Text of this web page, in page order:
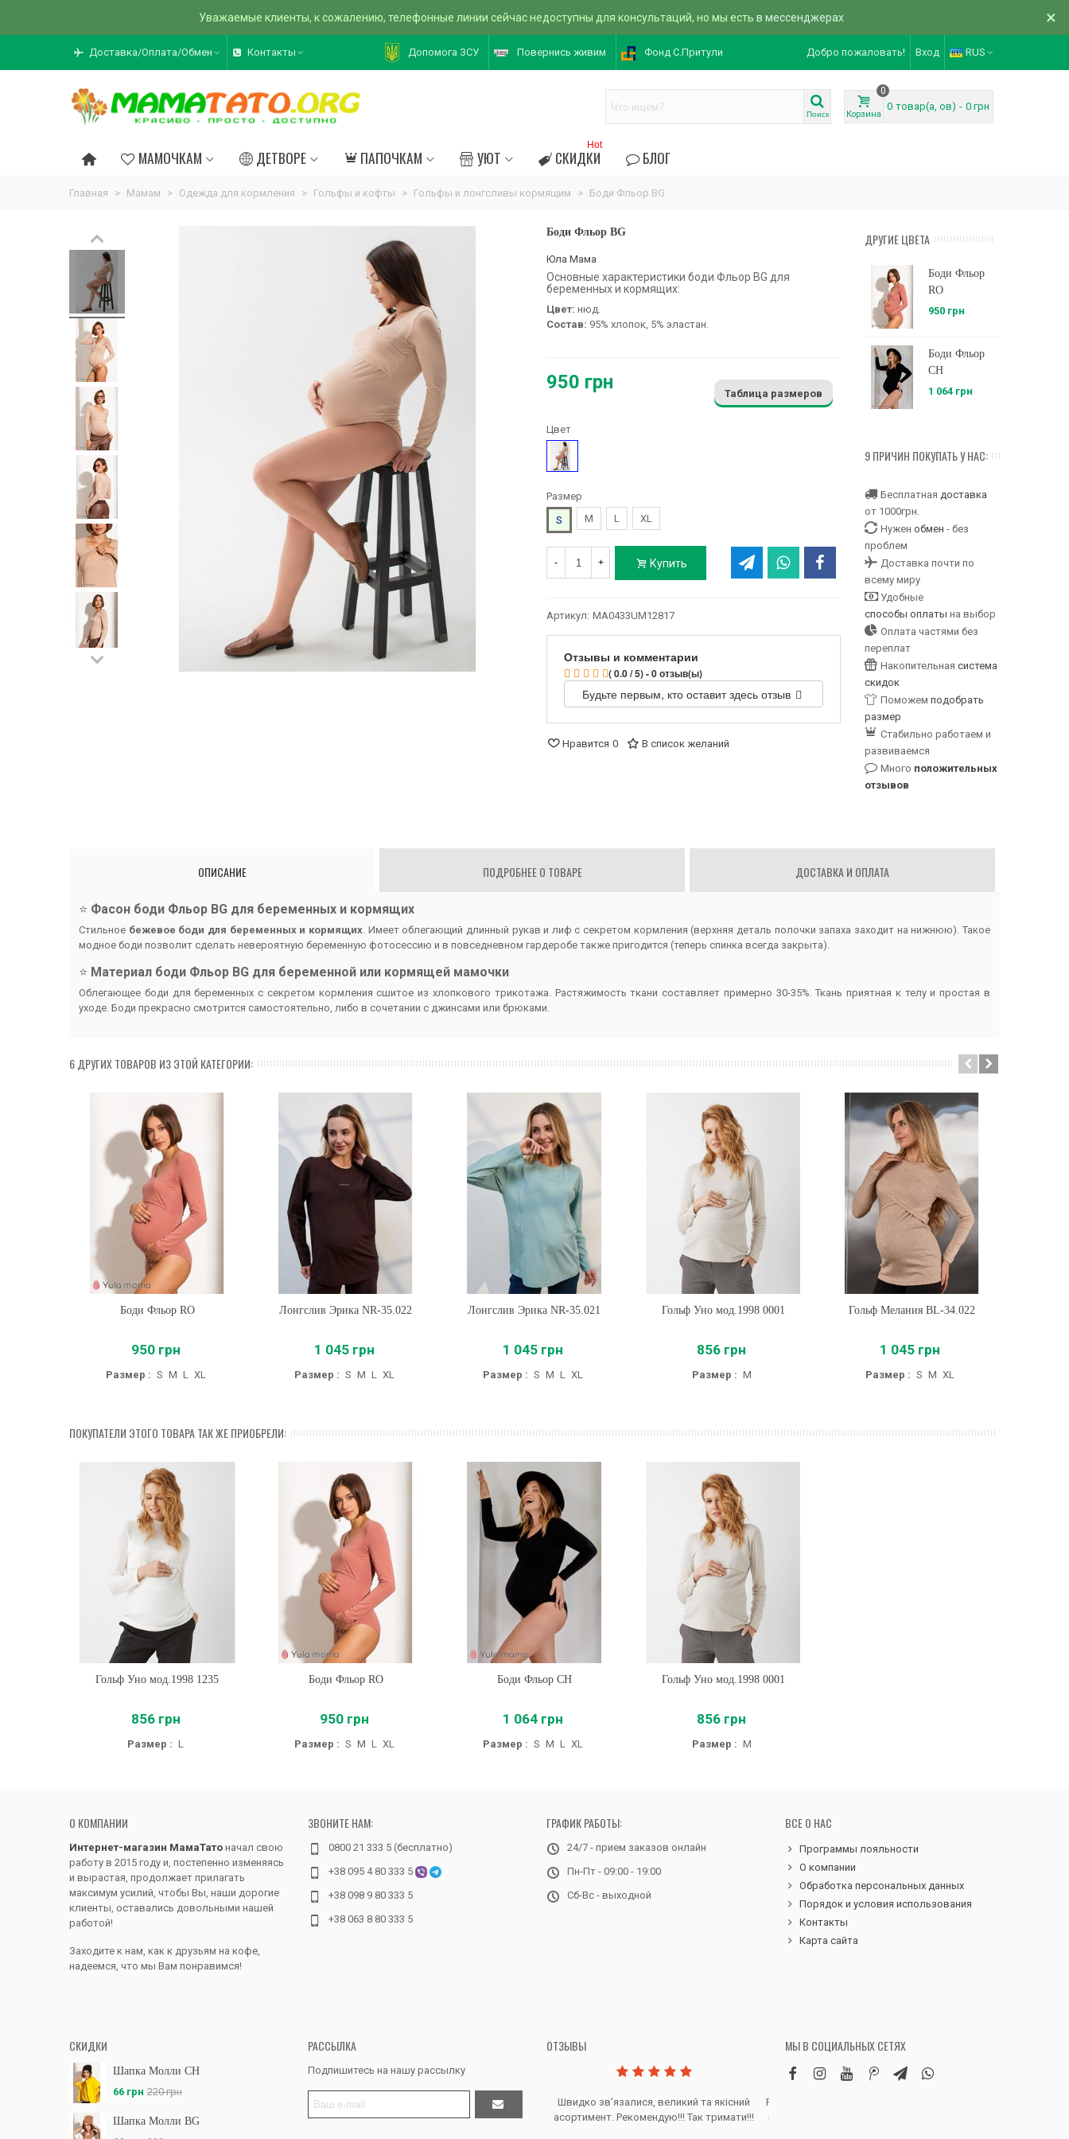
Уважаемые клиенты, к сожалению, телефонные линии сейчас недоступны для консультаций, но мы есть в мессенджерах ×
Доставка/Оплата/Обмен Контакты Допомога ЗСУ Повернись живим Фонд С.Притули Добро пожаловать! Вход RUS
Поиск Корзина
0
0 товар(а, ов) - 0 грн
МАМОЧКАМ ДЕТВОРЕ ПАПОЧКАМ УЮТ СКИДКИ
Hot
БЛОГ
Главная > Мамам > Одежда для кормления > Гольфы и кофты > Гольфы и лонгсливы кормящим > Боди Фльор BG
Боди Фльор BG
Юла Мама
Основные характеристики боди Фльор BG для
беременных и кормящих:
Цвет: нюд.
Состав: 95% хлопок, 5% эластан.
950 грн
Таблица размеров
Цвет
Бежевый
Размер
S
M L XL
- + Купить
Артикул: MA0433UM12817
Отзывы и комментарии
( 0.0 / 5) - 0 отзыв(ы)
Будьте первым, кто оставит здесь отзыв
Нравится 0 В список желаний
ДРУГИЕ ЦВЕТА
Боди Фльор
RO
950 грн
Боди Фльор
CH
1 064 грн
9 ПРИЧИН ПОКУПАТЬ У НАС:
Бесплатная доставка
от 1000грн.
Нужен обмен - без
проблем
Доставка почти по
всему миру
Удобные
способы оплаты на выбор
Оплата частями без
переплат
Накопительная система
скидок
Поможем подобрать
размер
Стабильно работаем и
развиваемся
Много положительных
отзывов
ОПИСАНИЕ ПОДРОБНЕЕ О ТОВАРЕ ДОСТАВКА И ОПЛАТА
⭐️ Фасон боди Фльор BG для беременных и кормящих
Стильное бежевое боди для беременных и кормящих. Имеет облегающий длинный рукав и лиф с секретом кормления (верхняя деталь полочки запаха заходит на нижнюю). Такое
модное боди позволит сделать невероятную беременную фотосессию и в повседневном гардеробе также пригодится (теперь спинка всегда закрыта).
⭐️ Материал боди Фльор BG для беременной или кормящей мамочки
Облегающее боди для беременных с секретом кормления сшитое из хлопкового трикотажа. Растяжимость ткани составляет примерно 30-35%. Ткань приятная к телу и простая в
уходе. Боди прекрасно смотрится самостоятельно, либо в сочетании с джинсами или брюками.
6 ДРУГИХ ТОВАРОВ ИЗ ЭТОЙ КАТЕГОРИИ:
Купить
Боди Фльор RO
950 грн
Размер : S M L XL
Купить
Лонгслив Эрика NR-35.022
1 045 грн
Размер : S M L XL
Купить
Лонгслив Эрика NR-35.021
1 045 грн
Размер : S M L XL
Купить
Гольф Уно мод.1998 0001
856 грн
Размер : M
Купить
Гольф Мелания BL-34.022
1 045 грн
Размер : S M XL
ПОКУПАТЕЛИ ЭТОГО ТОВАРА ТАК ЖЕ ПРИОБРЕЛИ:
Купить
Гольф Уно мод.1998 1235
856 грн
Размер : L
Купить
Боди Фльор RO
950 грн
Размер : S M L XL
Купить
Боди Фльор CH
1 064 грн
Размер : S M L XL
Купить
Гольф Уно мод.1998 0001
856 грн
Размер : M
О КОМПАНИИ
Интернет-магазин МамаТато начал свою
работу в 2015 году и, постепенно изменяясь
и вырастая, продолжает прилагать
максимум усилий, чтобы Вы, наши дорогие
клиенты, оставались довольными нашей
работой!
Заходите к нам, как к друзьям на кофе,
надеемся, что мы Вам понравимся!
ЗВОНИТЕ НАМ:
0800 21 333 5 (бесплатно)
+38 095 4 80 333 5
+38 098 9 80 333 5
+38 063 8 80 333 5
ГРАФИК РАБОТЫ:
24/7 - прием заказов онлайн
Пн-Пт - 09:00 - 19:00
Сб-Вс - выходной
ВСЕ О НАС
Программы лояльности
О компании
Обработка персональных данных
Порядок и условия использования
Контакты
Карта сайта
СКИДКИ
Шапка Молли CH
66 грн 220 грн
Шапка Молли BG
РАССЫЛКА
Подпишитесь на нашу рассылку
ОТЗЫВЫ
Дякую за все, продавець супер.
Швидко звʼязалися, великий та якісний
асортимент. Рекомендую!!! Так тримати!!!
Робила замовлення дитячих вельветових
штанів. Дуже вдячна магазину, доставка
МЫ В СОЦИАЛЬНЫХ СЕТЯХ